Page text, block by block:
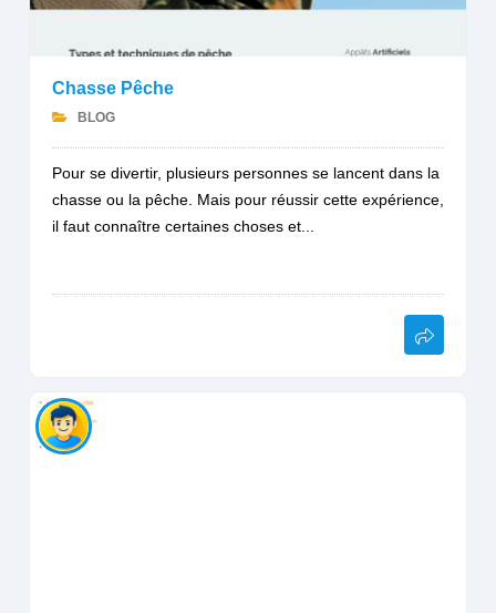
Chasse Pêche
BLOG
Pour se divertir, plusieurs personnes se lancent dans la
chasse ou la pêche. Mais pour réussir cette expérience,
il faut connaître certaines choses et...